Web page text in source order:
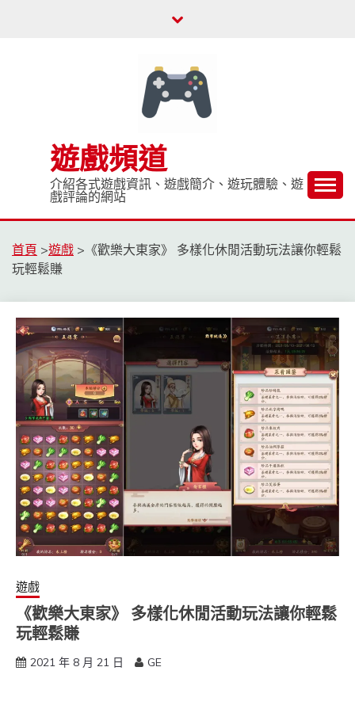
遊戲頻道
介紹各式遊戲資訊、遊戲簡介、遊玩體驗、遊
戲評論的網站
首頁 >遊戲 > 《歡樂大東家》 多樣化休閒活動玩法讓你輕鬆
玩輕鬆賺
遊戲
《歡樂大東家》 多樣化休閒活動玩法讓你輕鬆
玩輕鬆賺
2021 年 8 月 21 日 GE